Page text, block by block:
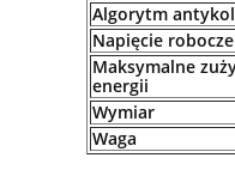
Algorytm
Napięcie robocze
Maksymalne
energii
Wymiar
Waga